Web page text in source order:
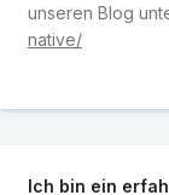
unseren Blog
native/
Ich bin ein